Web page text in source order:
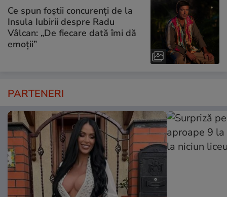
Ce spun foștii concurenți de la
Insula Iubirii despre Radu
Vâlcan: „De fiecare dată îmi dă
emoții”
PARTENERI